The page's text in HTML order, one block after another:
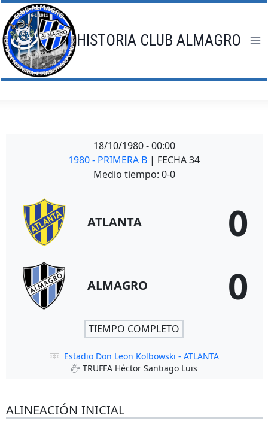
Saltar
al
contenido
HISTORIA CLUB ALMAGRO
18/10/1980 - 00:00
1980 - PRIMERA B | FECHA 34
Medio tiempo: 0-0
ATLANTA 0
ALMAGRO 0
TIEMPO COMPLETO
Estadio Don Leon Kolbowski - ATLANTA
TRUFFA Héctor Santiago Luis
ALINEACIÓN INICIAL